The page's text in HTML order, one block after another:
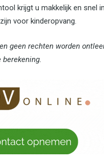
krijgt u makkelijk en snel
voor kinderopvang.
geen rechten worden